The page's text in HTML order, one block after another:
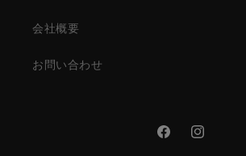
会社概要
お問い合わせ
FacebookInstagram